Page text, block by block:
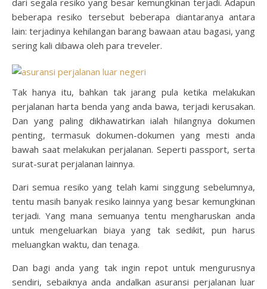
dari segala resiko yang besar kemungkinan terjadi. Adapun
beberapa resiko tersebut beberapa diantaranya antara
lain: terjadinya kehilangan barang bawaan atau bagasi, yang
sering kali dibawa oleh para treveler.
Tak hanya itu, bahkan tak jarang pula ketika melakukan
perjalanan harta benda yang anda bawa, terjadi kerusakan.
Dan yang paling dikhawatirkan ialah hilangnya dokumen
penting, termasuk dokumen-dokumen yang mesti anda
bawah saat melakukan perjalanan. Seperti passport, serta
surat-surat perjalanan lainnya.
Dari semua resiko yang telah kami singgung sebelumnya,
tentu masih banyak resiko lainnya yang besar kemungkinan
terjadi. Yang mana semuanya tentu mengharuskan anda
untuk mengeluarkan biaya yang tak sedikit, pun harus
meluangkan waktu, dan tenaga.
Dan bagi anda yang tak ingin repot untuk mengurusnya
sendiri, sebaiknya anda andalkan asuransi perjalanan luar